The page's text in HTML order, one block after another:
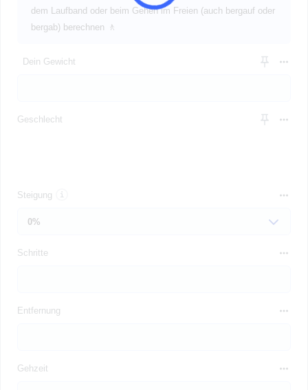
dem Laufband oder beim Gehen im Freien (auch bergauf oder
bergab) berechnen 🚶
Dein Gewicht
Geschlecht
Steigung
Schritte
Entfernung
Gehzeit